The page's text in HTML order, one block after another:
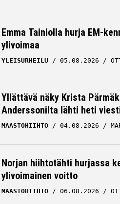
Emma Tainiolla hurja EM-
ylivoimaa
YLEISURHEILU 05.08.2026
Yllättävä näky Krista
Anderssonilta lähti heti
MAASTOHIIHTO 04.08.2026
Norjan hiihtotähti hurjassa
ylivoimainen voitto
MAASTOHIIHTO 06.08.2026